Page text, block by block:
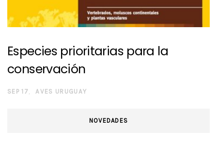
Especies prioritarias para la
conservación
SEP 17 AVES URUGUAY
NOVEDADES